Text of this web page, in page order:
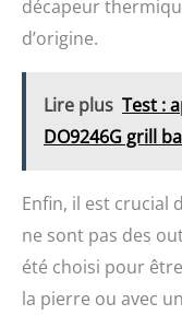
décapeur
d’origine.
Lire plus Test :
DO9246G grill
Enfin, il est crucial
ne sont pas des
été choisi pour
la pierre ou avec